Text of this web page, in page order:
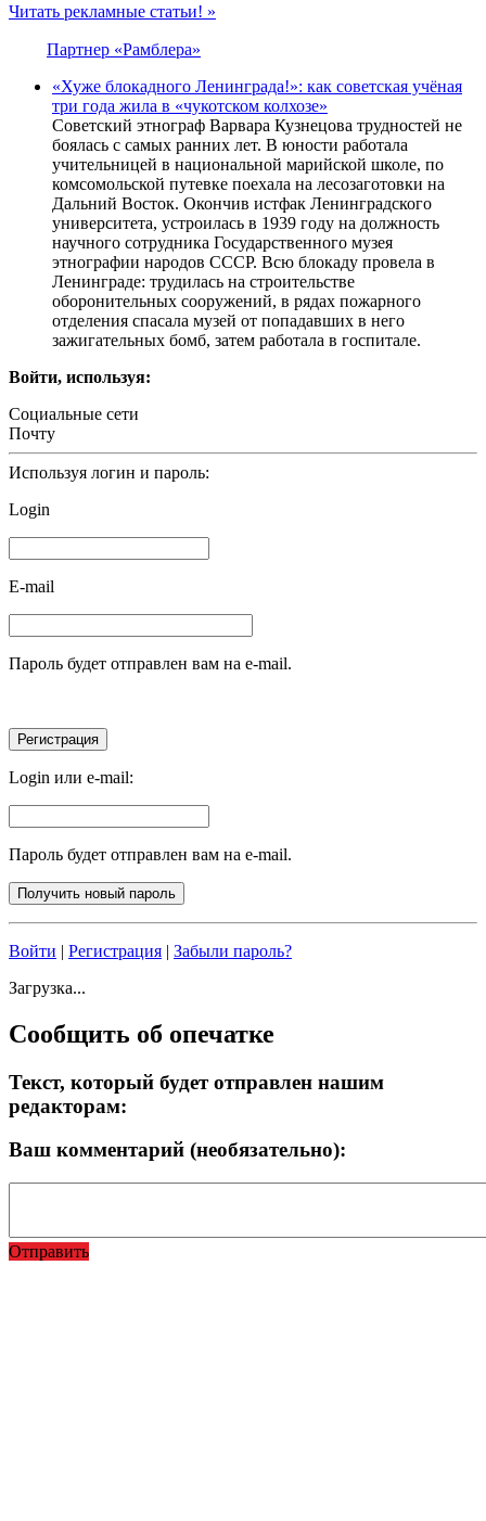
Читать рекламные статьи! »
Партнер «Рамблера»
«Хуже блокадного Ленинграда!»: как советская учёная
три года жила в «чукотском колхозе»
Советский этнограф Варвара Кузнецова трудностей не
боялась с самых ранних лет. В юности работала
учительницей в национальной марийской школе, по
комсомольской путевке поехала на лесозаготовки на
Дальний Восток. Окончив истфак Ленинградского
университета, устроилась в 1939 году на должность
научного сотрудника Государственного музея
этнографии народов СССР. Всю блокаду провела в
Ленинграде: трудилась на строительстве
оборонительных сооружений, в рядах пожарного
отделения спасала музей от попадавших в него
зажигательных бомб, затем работала в госпитале.
Войти, используя:
Социальные сети
Почту
Используя логин и пароль:
Login
E-mail
Пароль будет отправлен вам на e-mail.
Login или e-mail:
Пароль будет отправлен вам на e-mail.
Войти | Регистрация | Забыли пароль?
Загрузка...
Сообщить об опечатке
Текст, который будет отправлен нашим
редакторам:
Ваш комментарий (необязательно):
Отправить